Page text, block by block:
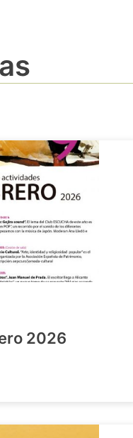
2026